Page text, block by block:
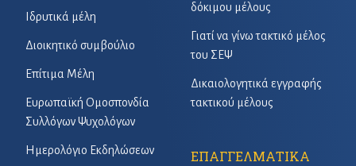
Ιδρυτικά μέλη
Διοικητικό συμβούλιο
Επίτιμα Μέλη
Ευρωπαϊκή Ομοσπονδία
Συλλόγων Ψυχολόγων
Ημερολόγιο Εκδηλώσεων
δόκιμου μέλους
Γιατί να γίνω τακτικό μέλος
του ΣΕΨ
Δικαιολογητικά εγγραφής
τακτικού μέλους
ΕΠΑΓΓΕΛΜΑΤΙΚΑ